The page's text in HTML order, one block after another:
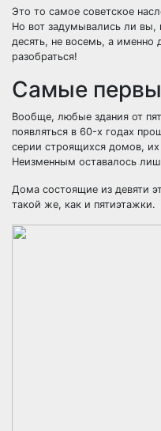
Это то самое советское
Но вот задумывались ли
десять, не восемь, а именно
разобраться!
Самые
Вообще, любые здания от
появляться в 60-x годах
серии строящихся домов, их
Неизменным оставалось
Дома состоящие из девяти
такой же, как и пятиэтажки.